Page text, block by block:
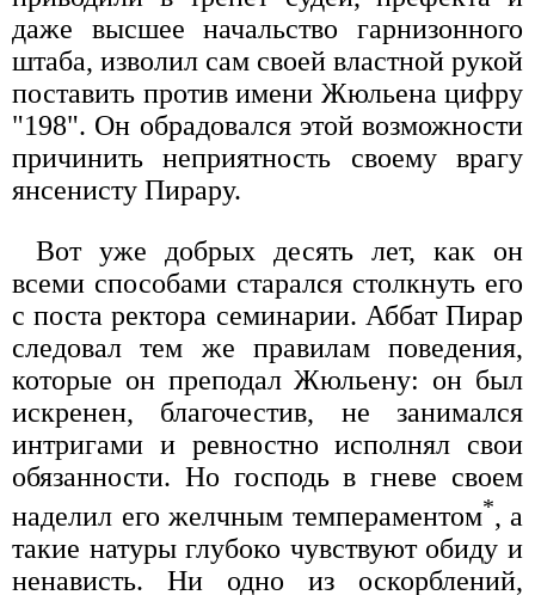
даже высшее начальство гарнизонного
штаба, изволил сам своей властной рукой
поставить против имени Жюльена цифру
"198". Он обрадовался этой возможности
причинить неприятность своему врагу
янсенисту Пирару.
Вот уже добрых десять лет, как он
всеми способами старался столкнуть его
с поста ректора семинарии. Аббат Пирар
следовал тем же правилам поведения,
которые он преподал Жюльену: он был
искренен, благочестив, не занимался
интригами и ревностно исполнял свои
обязанности. Но господь в гневе своем
наделил его желчным темпераментом*, а
такие натуры глубоко чувствуют обиду и
ненависть. Ни одно из оскорблений,